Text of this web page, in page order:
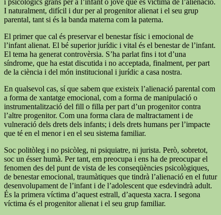
I naturalment, difícil i dur per al progenitor alienat i el seu grup
parental, tant si és la banda materna com la paterna.
El primer que cal és preservar el benestar físic i emocional de
l’infant alienat. El bé superior jurídic i vital és el benestar de l’infant.
El tema ha generat controvèrsia. S’ha parlat fins i tot d’una
síndrome, que ha estat discutida i no acceptada, finalment, per part
de la ciència i del món institucional i jurídic a casa nostra.
En qualsevol cas, sí que sabem que existeix l’alienació parental com
a forma de xantatge emocional, com a forma de manipulació o
instrumentalització del fill o filla per part d’un progenitor contra
l’altre progenitor. Com una forma clara de maltractament i de
vulneració dels drets dels infants; i dels drets humans per l’impacte
que té en el menor i en el seu sistema familiar.
Soc politòleg i no psicòleg, ni psiquiatre, ni jurista. Però, sobretot,
soc un ésser humà. Per tant, em preocupa i ens ha de preocupar el
fenomen des del punt de vista de les conseqüències psicològiques,
de benestar emocional, traumàtiques que tindrà l’alienació en el futur
desenvolupament de l’infant i de l’adolescent que esdevindrà adult.
És la primera víctima d’aquest estrall, d’aquesta xacra. I segona
víctima és el progenitor alienat i el seu grup familiar.